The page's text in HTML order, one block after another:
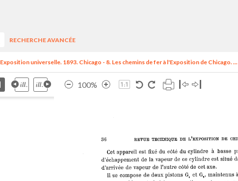
RECHERCHE AVANCÉE
Exposition universelle. 1893. Chicago - 8. Les chemins de fer à l'Exposition de Chicago. ...
100%